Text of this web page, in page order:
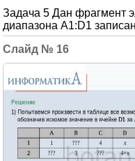
Задача 5 Дан фрагмент
диапазона A1:D1
16